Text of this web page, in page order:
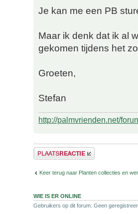
Je kan me een PB
Maar ik denk dat ik al
gekomen tijdens het
Groeten,
Stefan
http://palmvrienden.net/
Plaats een reactie
Keer terug naar Planten collecties en
WIE IS ER ONLINE
Gebruikers op dit forum: Geen